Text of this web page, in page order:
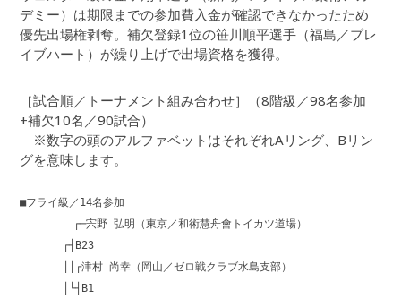
デミー）は期限までの参加費入金が確認できなかったため
優先出場権剥奪。補欠登録1位の笹川順平選手（福島／ブレ
イブハート）が繰り上げで出場資格を獲得。
［試合順／トーナメント組み合わせ］（8階級／98名参加
+補欠10名／90試合）
※数字の頭のアルファベットはそれぞれAリング、Bリン
グを意味します。
■フライ級／14名参加
┌─宍野 弘明（東京／和術慧舟會トイカツ道場）
┌┤B23
││┌津村 尚幸（岡山／ゼロ戦クラブ水島支部）
│└┤B1